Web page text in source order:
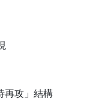
再攻」結構